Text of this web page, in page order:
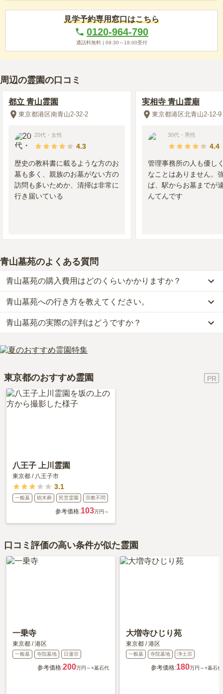
自分で故人の好きだったお花を選びたいので、業者に任せるこ
とはありません。必ず家族でお花を選んでからお参りしてい
る。
70代・男性
総合評価
5.0
毎回、自家用車で霊園まで直接出かける。途中、高速道路を利
用するが、ほとんど渋滞もなくスムースに行き着ける。
設備・環境 5.0
本家、分家と一か所に墓があり、参拝や手入れもしやすい。と
ても快適な環境にあり、環境もいいので助かる。
霊園近くに昔から懇意にしている花屋があり毎回利用してい
る。都営の霊園管理事務所も近くにあり便利である。
総合評価
4.8
交通利便性 5.0
園までは行きます。しかしながら、掃除道具やお花など持参す
る物も多いので、電車で行くことは少ないです。ほとんどは車
で霊園まで行きます。今後、霊園近くに引っ越す予定なので、
今後は徒歩で霊園まで行く予定です。
ます。駅からも近いですし、どなたでもご利用しやすいかと思
います。
管理状況 4.0
お墓参りの時期になりますと、大変混雑致しますので、車の整
理をする方などを増員されているので、うまく対処されている
と思われます。最近は手入れなされていないお墓の管理もされ
周辺施設 5.0
霊園の近くにはお花屋さんもたくさんあり、不便は全くありま
交通利便性
1.0
見学予約専用窓口はこちら
0120-964-790
通話料無料 | 09:30～18:00受付
周辺の霊園の口コミ
都立 青山霊園
東京都港区南青山2-32-2
20代 ・ 女性
4.3
歴史の教科書に載るような方のお
墓も多く、親族のお墓がない方の
訪問も多いためか、清掃は非常に
行き届いている
実相寺 青山霊廟
東京都港区北青山2-12-9
30代 ・ 男性
4.4
管理事務所の人も優し
なことはありません。
ば、駅からお墓までが
んてんです
青山墓苑のよくある質問
青山墓苑の購入費用はどのくらいかかりますか？
青山墓苑では、一般墓が約197万円(墓石代別)からお求めいただけ
ます。
なお、青山墓苑がある東京都の相場は、一般墓が約267万円（墓石
代別途）です。
お墓は、価格が高いものがよい、安いものが悪い、という訳ではあ
青山墓苑への行き方を教えてください。
公共交通機関の場合、東京メトロ半蔵門線・銀座線・都営大江戸線
「青山一丁目駅」5番出口から徒歩約5分です。
詳しいルートや地図は、本ページの「地図・交通アクセス」欄をご
確認ください。
青山墓苑の実際の評判はどうですか？
当サイトに寄せられた総合評価は、4.1点です。特に価格が高く評
価されています。
入することができる。またホームセンターやドラッグストア・コン
ビニエンスストアもあるのでいろいろ購入するのには困らない。」
といったお声をいただいております。
東京都のおすすめ霊園
八王子 上川霊園
東京都 / 八王子市
3.1
一般墓 樹木葬 民営霊園 宗教不問
参考価格:103万円～
口コミ評価の高い条件が似た霊園
一乗寺
東京都 /港区
一般墓 寺院墓地 日蓮宗
参考価格:200万円～+墓石代
大増寺ひじり苑
東京都 /港区
一般墓 寺院墓地 浄土宗
参考価格:180万円～+墓石代